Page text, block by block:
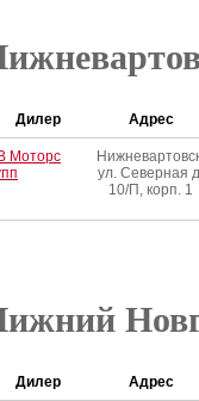
Дилер Адрес
Моторс
ул. Северная
10/П, корп. 1
Дилер Адрес